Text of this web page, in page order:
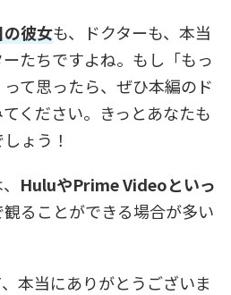
彼女も、ドクターも、本当
たちですよね。もし「もっ
て思ったら、ぜひ本編のド
ください。きっとあなたも
ょう！
HuluやPrime Videoといっ
観ることができる場合が多い
本当にありがとうございま